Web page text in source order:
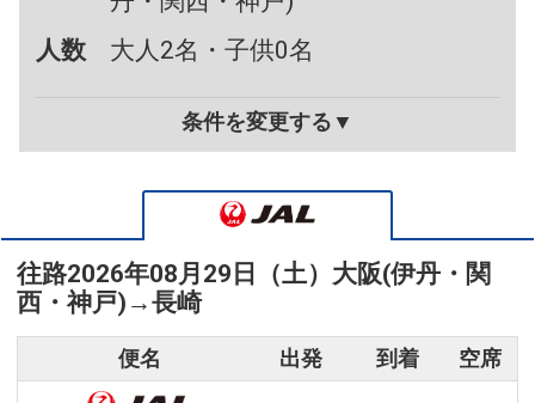
人数
大人2名・子供0名
条件を変更する▼
往路2026年08月29日（土） 大阪(伊丹・関
西・神戸) →長崎
便名 出発 到着 空席